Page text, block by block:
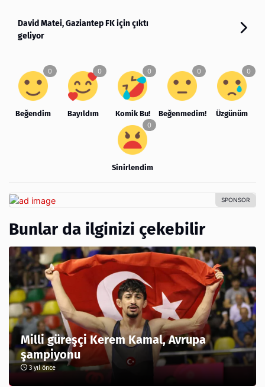
David Matei, Gaziantep FK için çıktı
geliyor
Beğendim Bayıldım Komik Bu! Beğenmedim! Üzgünüm
Sinirlendim
Bunlar da ilginizi çekebilir
Milli güreşçi Kerem Kamal, Avrupa
şampiyonu
3 yıl önce